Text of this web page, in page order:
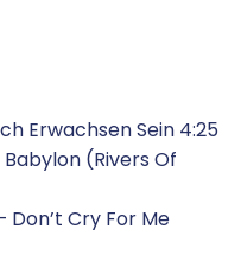
Erwachsen Sein 4:25
(Rivers Of
Cry For Me